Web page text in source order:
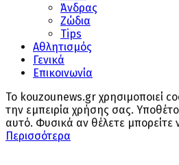
Άνδρας
Ζώδια
Tips
Αθλητισμός
Γενικά
Επικοινωνία
Το kouzounews.gr χρησιμοποιεί
την εμπειρία χρήσης σας.
αυτό. Φυσικά αν θέλετε μπορείτε
Περισσότερα